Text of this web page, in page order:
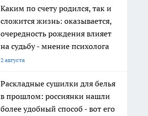
Каким по счету родился, так и
сложится жизнь: оказывается,
очередность рождения влияет
на судьбу - мнение психолога
2 августа
Раскладные сушилки для белья
в прошлом: россиянки нашли
более удобный способ - вот его